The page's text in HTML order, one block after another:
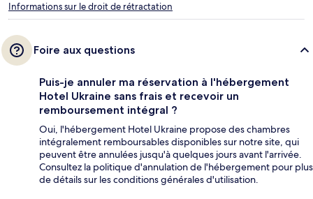
Informations sur le droit de rétractation
Foire aux questions
Puis-je annuler ma réservation à l'hébergement
Hotel Ukraine sans frais et recevoir un
remboursement intégral ?
Oui, l'hébergement Hotel Ukraine propose des chambres
intégralement remboursables disponibles sur notre site, qui
peuvent être annulées jusqu'à quelques jours avant l'arrivée.
Consultez la politique d'annulation de l'hébergement pour plus
de détails sur les conditions générales d'utilisation.